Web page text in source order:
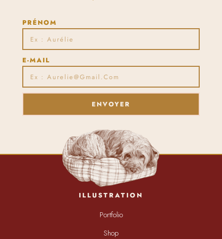
PRÉNOM
E-MAIL
ENVOYER
ILLUSTRATION
Portfolio
Shop